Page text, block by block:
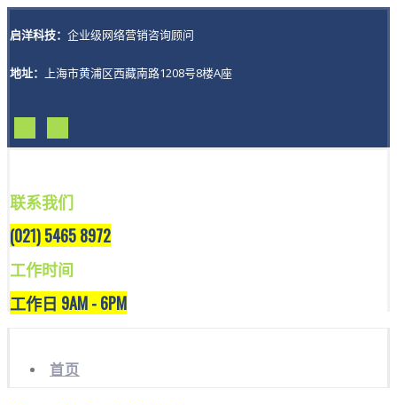
启洋科技： 企业级网络营销咨询顾问
地址： 上海市黄浦区西藏南路1208号8楼A座
联系我们
(021) 5465 8972
工作时间
工作日 9AM - 6PM
首页